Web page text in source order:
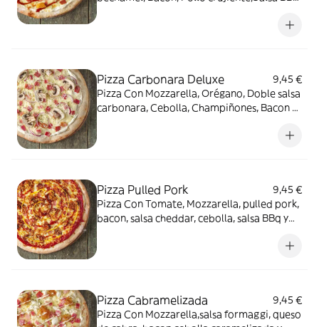
Pizza Carbonara Deluxe
9,45 €
Pizza Con Mozzarella, Orégano, Doble salsa
carbonara, Cebolla, Champiñones, Bacon y
Pizza Pulled Pork
9,45 €
Pizza Con Tomate, Mozzarella, pulled pork,
bacon, salsa cheddar, cebolla, salsa BBq y
Pizza Cabramelizada
9,45 €
Pizza Con Mozzarella,salsa formaggi, queso